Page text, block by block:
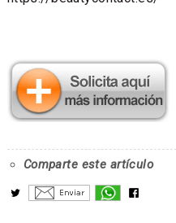
Comparte este artículo